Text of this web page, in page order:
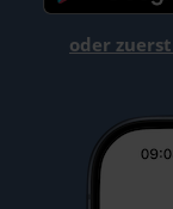
oder